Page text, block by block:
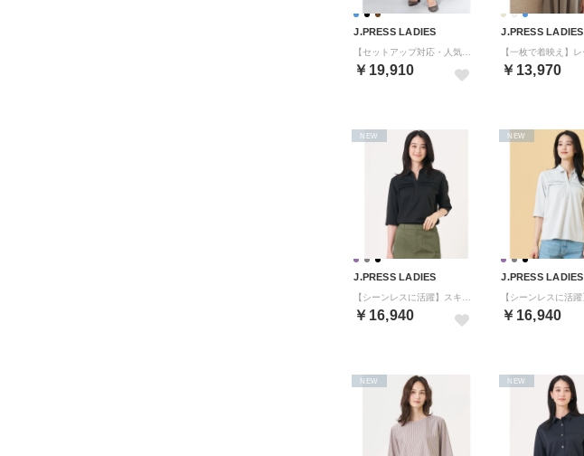
J.PRESS LADIES
￥19,910
J.PRESS LADIES
￥13,970
J.PRESS LADIES
￥16,940
NEW
J.PRESS LADIES
￥16,940
NEW
NEW NEW